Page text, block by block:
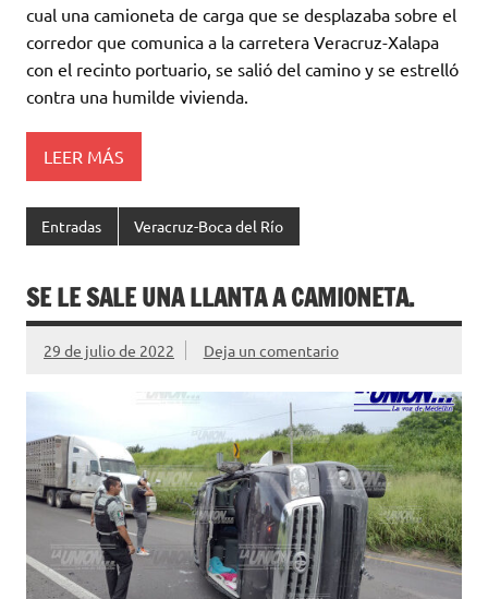
cual una camioneta de carga que se desplazaba sobre el
corredor que comunica a la carretera Veracruz-Xalapa
con el recinto portuario, se salió del camino y se estrelló
contra una humilde vivienda.
LEER MÁS
Entradas Veracruz-Boca del Río
SE LE SALE UNA LLANTA A CAMIONETA.
29 de julio de 2022 Deja un comentario